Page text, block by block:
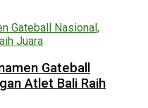
Gateball
Atlet Bali Raih